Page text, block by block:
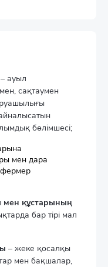
– ауыл
сақтаумен
бөлімшесі;
мен дара
фермер
құстарының
бар тірі мал
– жеке қосалқы
мен бақшалар,